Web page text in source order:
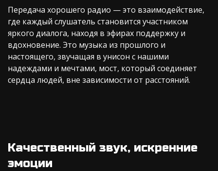
Передача хорошего радио — это взаимодействие,
где каждый слушатель становится участником
яркого диалога, находя в эфирах поддержку и
вдохновение. Это музыка из прошлого и
настоящего, звучащая в унисон с нашими
надеждами и мечтами, мост, который соединяет
сердца людей, вне зависимости от расстояний.
Качественный звук, искренние
эмоции